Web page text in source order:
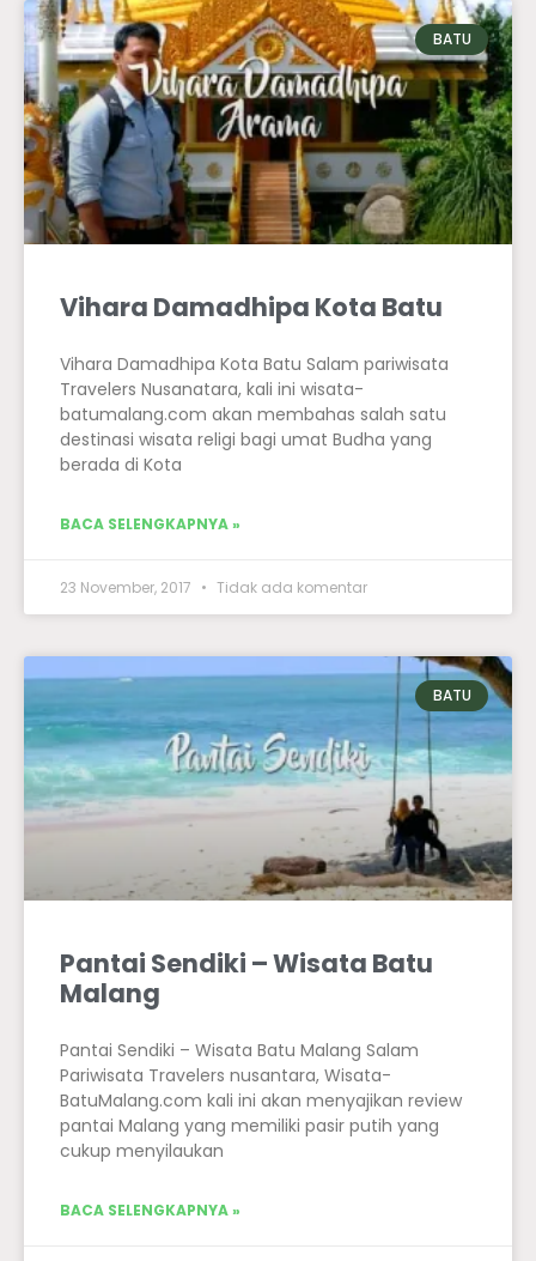
BATU
Vihara Damadhipa Kota Batu
Vihara Damadhipa Kota Batu Salam pariwisata
Travelers Nusanatara, kali ini wisata-
batumalang.com akan membahas salah satu
destinasi wisata religi bagi umat Budha yang
berada di Kota
BACA SELENGKAPNYA »
23 November, 2017 Tidak ada komentar
BATU
Pantai Sendiki – Wisata Batu
Malang
Pantai Sendiki – Wisata Batu Malang Salam
Pariwisata Travelers nusantara, Wisata-
BatuMalang.com kali ini akan menyajikan review
pantai Malang yang memiliki pasir putih yang
cukup menyilaukan
BACA SELENGKAPNYA »